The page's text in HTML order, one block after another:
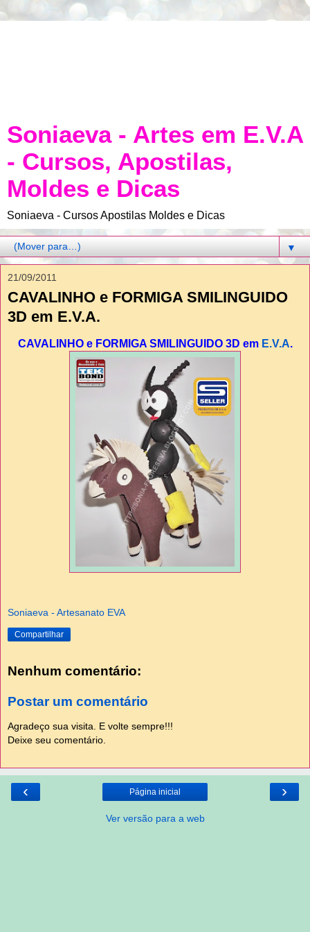
Soniaeva - Artes em E.V.A
- Cursos, Apostilas,
Moldes e Dicas
Soniaeva - Cursos Apostilas Moldes e Dicas
▼
21/09/2011
CAVALINHO e FORMIGA SMILINGUIDO
3D em E.V.A.
CAVALINHO e FORMIGA SMILINGUIDO 3D em E.V.A.
Soniaeva - Artesanato EVA
Compartilhar
Nenhum comentário:
Postar um comentário
Agradeço sua visita. E volte sempre!!!
Deixe seu comentário.
‹ ›
Página inicial
Ver versão para a web